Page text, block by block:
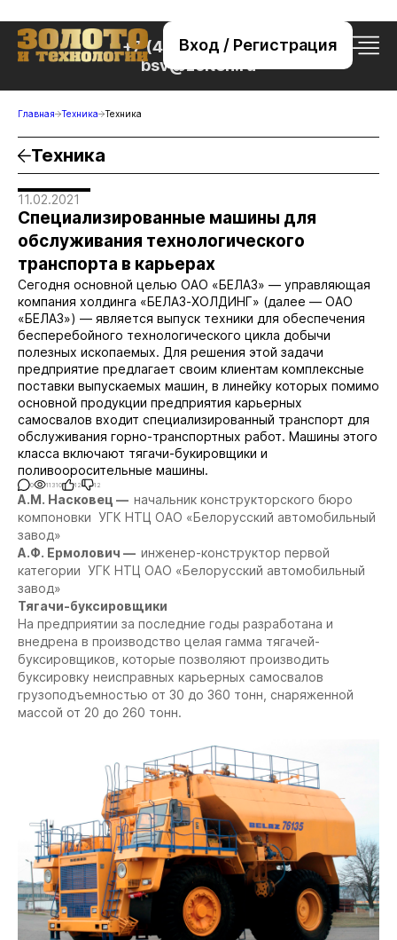
Вход / Регистрация
+7 (495) 221-76-32
bsv@zolteh.ru
Главная Техника Техника
Техника
11.02.2021
Специализированные машины для
обслуживания технологического
транспорта в карьерах
Сегодня основной целью ОАО «БЕЛАЗ» — управляющая
компания холдинга «БЕЛАЗ-ХОЛДИНГ» (далее — ОАО
«БЕЛАЗ») — является выпуск техники для обеспечения
бесперебойного технологического цикла добычи
полезных ископаемых. Для решения этой задачи
предприятие предлагает своим клиентам комплексные
поставки выпускаемых машин, в линейку которых помимо
основной продукции предприятия карьерных
самосвалов входит специализированный транспорт для
обслуживания горно-транспортных работ. Машины этого
класса включают тягачи-букировщики и
поливооросительные машины.
0 11310 12 12
А.М. Насковец — начальник конструкторского бюро
компоновки УГК НТЦ ОАО «Белорусский автомобильный
завод»
А.Ф. Ермолович — инженер-конструктор первой
категории УГК НТЦ ОАО «Белорусский автомобильный
завод»
Тягачи-буксировщики
На предприятии за последние годы разработана и
внедрена в производство целая гамма тягачей-
буксировщиков, которые позволяют производить
буксировку неисправных карьерных самосвалов
грузоподъемностью от 30 до 360 тонн, снаряженной
массой от 20 до 260 тонн.